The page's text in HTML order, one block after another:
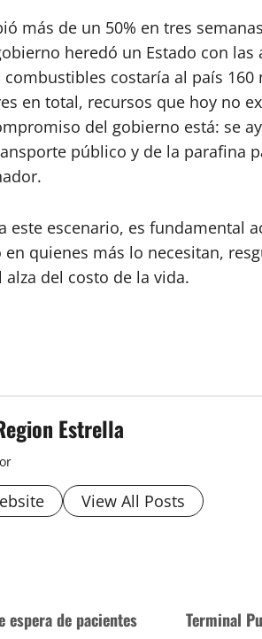
más de un 50% en tres
heredó un Estado con las
costaría al país
en total, recursos que hoy no
del gobierno está: se
público y de la parafina
este escenario, es fundamental
quienes más lo necesitan,
del costo de la vida.
Estrella
View All Posts
de pacientes
Terminal